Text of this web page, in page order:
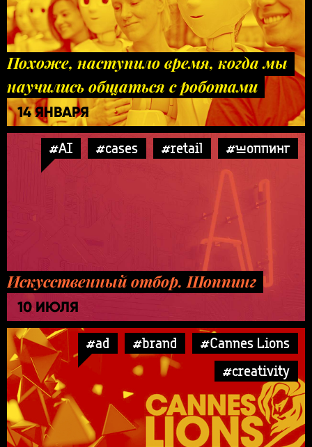
Похоже, наступило время, когда мы
научились общаться с роботами
14 ЯНВАРЯ
#AI #cases #retail #шоппинг
Искусственный отбор. Шоппинг
10 ИЮЛЯ
#ad #brand
#Cannes Lions
#creativity